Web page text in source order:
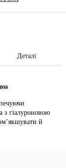
Деталі
з гіалуроновою
й
впливу